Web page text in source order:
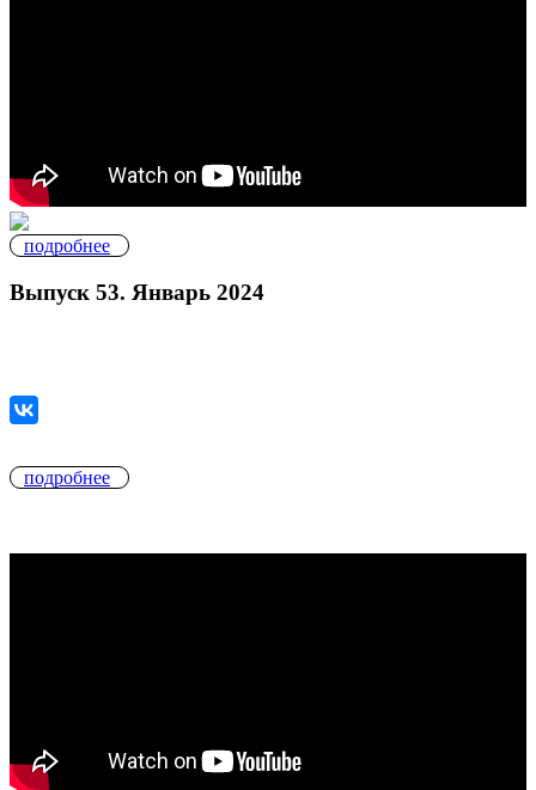
подробнее
Выпуск 53. Январь 2024
подробнее